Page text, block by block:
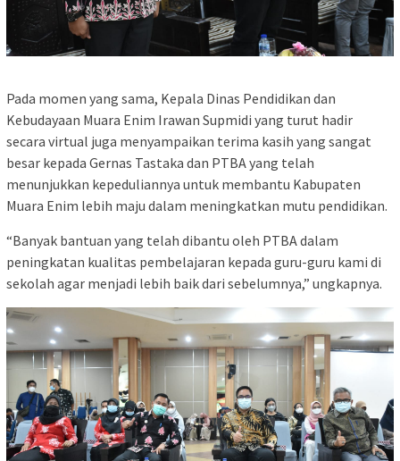
Pada momen yang sama, Kepala Dinas Pendidikan dan
Kebudayaan Muara Enim Irawan Supmidi yang turut hadir
secara virtual juga menyampaikan terima kasih yang sangat
besar kepada Gernas Tastaka dan PTBA yang telah
menunjukkan kepeduliannya untuk membantu Kabupaten
Muara Enim lebih maju dalam meningkatkan mutu pendidikan.
“Banyak bantuan yang telah dibantu oleh PTBA dalam
peningkatan kualitas pembelajaran kepada guru-guru kami di
sekolah agar menjadi lebih baik dari sebelumnya,” ungkapnya.